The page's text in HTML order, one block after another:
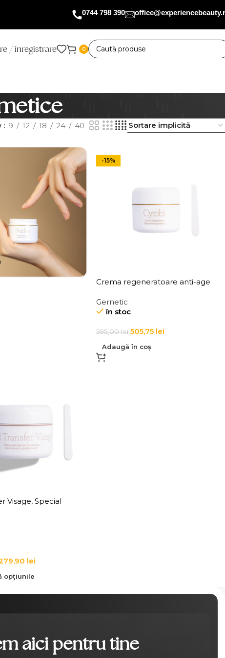
0744 798 390
/ înregistrare 0
9 12 18 24 40
-15%
Crema regeneratoare anti-age
Regenerating Cream
Gernetic
în stoc
595,00lei 505,75 lei
Adaugă în coș
Visage, Special
lei
opțiunile
aici pentru tine